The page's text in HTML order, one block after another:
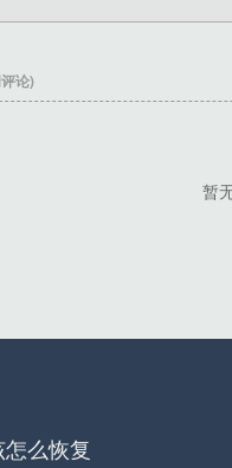
论)
暂
么恢复